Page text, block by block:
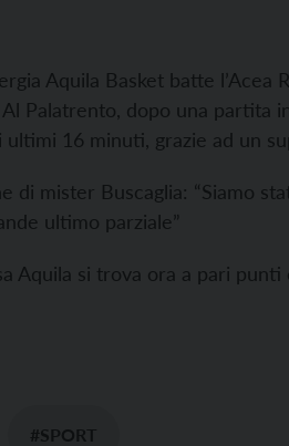
Aquila Basket batte
Al Palatrento, dopo una partita
ultimi 16 minuti, grazie ad un
di mister Buscaglia: “Siamo
ultimo parziale”
Aquila si trova ora a pari
#SPORT